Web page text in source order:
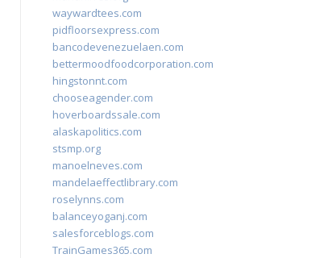
waywardtees.com
pidfloorsexpress.com
bancodevenezuelaen.com
bettermoodfoodcorporation.com
hingstonnt.com
chooseagender.com
hoverboardssale.com
alaskapolitics.com
stsmp.org
manoelneves.com
mandelaeffectlibrary.com
roselynns.com
balanceyoganj.com
salesforceblogs.com
TrainGames365.com